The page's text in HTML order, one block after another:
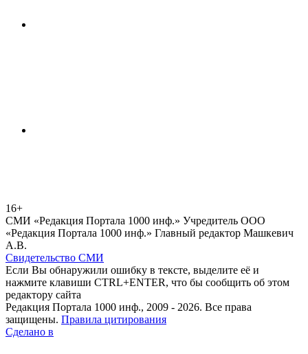
16+
СМИ «Редакция Портала 1000 инф.» Учредитель ООО
«Редакция Портала 1000 инф.» Главный редактор Машкевич
А.В.
Свидетельство СМИ
Если Вы обнаружили ошибку в тексте, выделите её и
нажмите клавиши CTRL+ENTER, что бы сообщить об этом
редактору сайта
Редакция Портала 1000 инф., 2009 - 2026. Все права
защищены. Правила цитирования
Сделано в